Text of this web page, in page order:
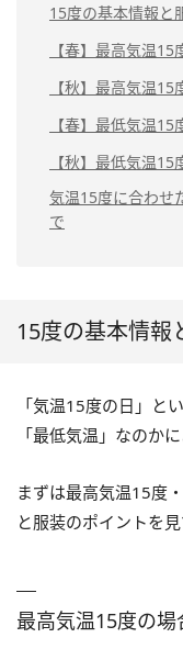
15度の基本情報と
最高気温15度の場
合
最低気温15度の場
合
【春】最高気温
カジュアルコーデ
場合
きれいめコーデの
合
シンプルコーデの場
合
【秋】最高気温
カジュアルコーデ
場合
きれいめコーデの
合
【春】最低気温
カジュアルコーデ
場合
きれいめコーデの
【秋】最低気温
カジュアルコーデの
場合
合
気温15度に合わせ
で
15度の基本情報
「気温15度の日」と
「最低気温」なのか
まずは最高気温15度
と服装のポイントを見
最高気温15度の場